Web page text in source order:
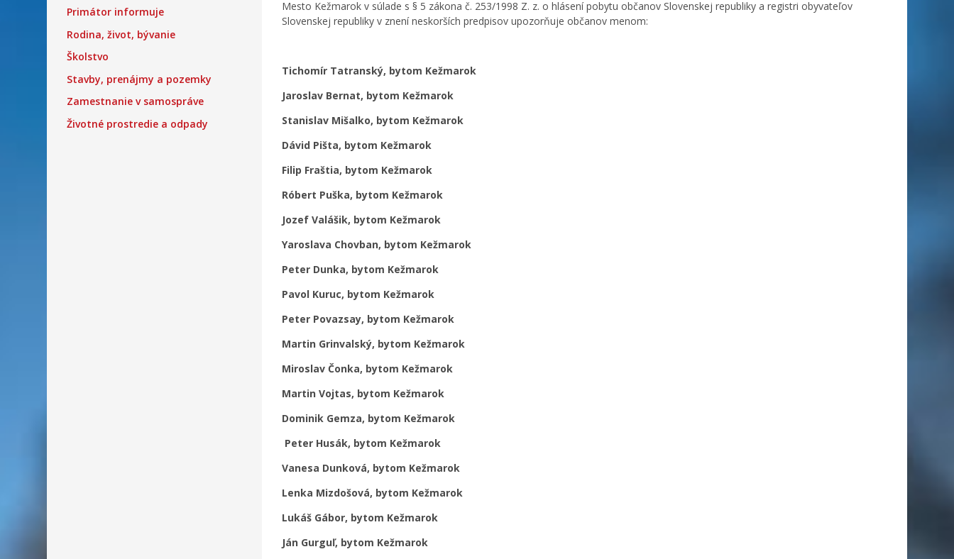
Primátor informuje
Rodina, život, bývanie
Školstvo
Stavby, prenájmy a pozemky
Zamestnanie v samospráve
Životné prostredie a odpady
Mesto Kežmarok v súlade s § 5 zákona č. 253/1998 Z. z. o hlásení pobytu občanov Slovenskej republiky a registri obyvateľov
Slovenskej republiky v znení neskorších predpisov upozorňuje občanov menom:
Tichomír Tatranský, bytom Kežmarok
Jaroslav Bernat, bytom Kežmarok
Stanislav Mišalko, bytom Kežmarok
Dávid Pišta, bytom Kežmarok
Filip Fraštia, bytom Kežmarok
Róbert Puška, bytom Kežmarok
Jozef Valášik, bytom Kežmarok
Yaroslava Chovban, bytom Kežmarok
Peter Dunka, bytom Kežmarok
Pavol Kuruc, bytom Kežmarok
Peter Povazsay, bytom Kežmarok
Martin Grinvalský, bytom Kežmarok
Miroslav Čonka, bytom Kežmarok
Martin Vojtas, bytom Kežmarok
Dominik Gemza, bytom Kežmarok
Peter Husák, bytom Kežmarok
Vanesa Dunková, bytom Kežmarok
Lenka Mizdošová, bytom Kežmarok
Lukáš Gábor, bytom Kežmarok
Ján Gurguľ, bytom Kežmarok